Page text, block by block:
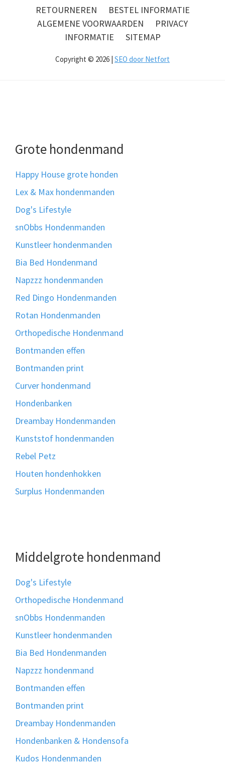
RETOURNEREN
BESTEL INFORMATIE
ALGEMENE VOORWAARDEN
PRIVACY
INFORMATIE
SITEMAP
Copyright © 2026 | SEO door Netfort
Grote hondenmand
Happy House grote honden
Lex & Max hondenmanden
Dog's Lifestyle
snObbs Hondenmanden
Kunstleer hondenmanden
Bia Bed Hondenmand
Napzzz hondenmanden
Red Dingo Hondenmanden
Rotan Hondenmanden
Orthopedische Hondenmand
Bontmanden effen
Bontmanden print
Curver hondenmand
Hondenbanken
Dreambay Hondenmanden
Kunststof hondenmanden
Rebel Petz
Houten hondenhokken
Surplus Hondenmanden
Middelgrote hondenmand
Dog's Lifestyle
Orthopedische Hondenmand
snObbs Hondenmanden
Kunstleer hondenmanden
Bia Bed Hondenmanden
Napzzz hondenmand
Bontmanden effen
Bontmanden print
Dreambay Hondenmanden
Hondenbanken & Hondensofa
Kudos Hondenmanden